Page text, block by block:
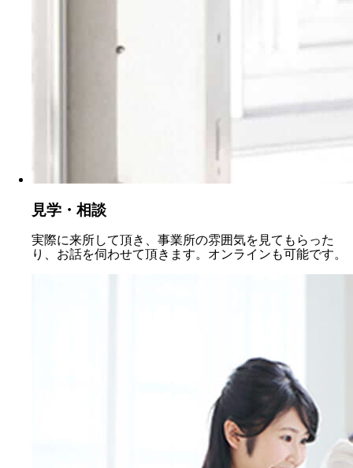
見学・相談
実際に来所して頂き、事業所の雰囲気を見てもらった
り、お話を伺わせて頂きます。オンラインも可能です。